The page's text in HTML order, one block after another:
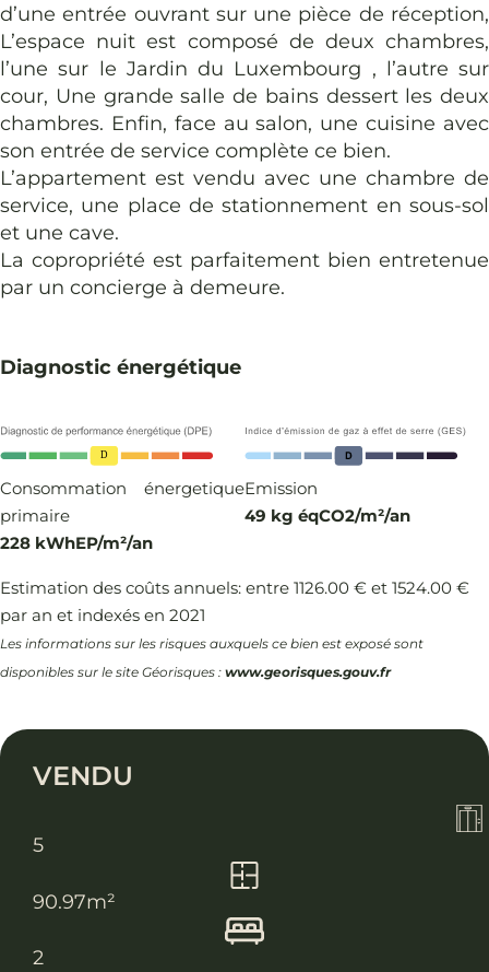
d’une entrée ouvrant sur une pièce de réception,
L’espace nuit est composé de deux chambres,
l’une sur le Jardin du Luxembourg , l’autre sur
cour, Une grande salle de bains dessert les deux
chambres. Enfin, face au salon, une cuisine avec
son entrée de service complète ce bien.
L’appartement est vendu avec une chambre de
service, une place de stationnement en sous-sol
et une cave.
La copropriété est parfaitement bien entretenue
par un concierge à demeure.
Diagnostic énergétique
Consommation énergetique
primaire
228 kWhEP/m²/an
Emission
49 kg éqCO2/m²/an
Estimation des coûts annuels: entre 1126.00 € et 1524.00 €
par an et indexés en 2021
Les informations sur les risques auxquels ce bien est exposé sont
disponibles sur le site Géorisques : www.georisques.gouv.fr
VENDU
5
90.97m²
2